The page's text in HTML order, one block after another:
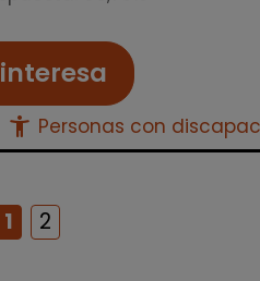
accessibility_new Personas con
1 2